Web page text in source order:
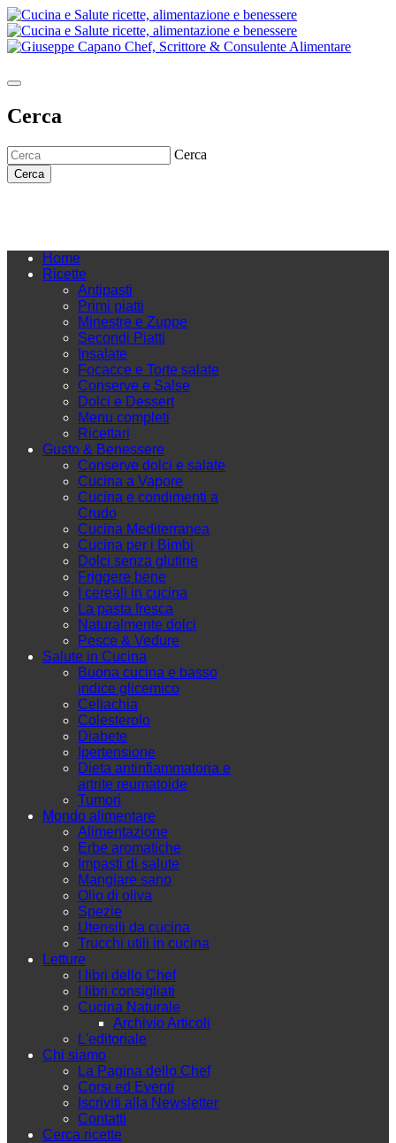
Cerca
Cerca
Cerca
Home
Ricette
Antipasti
Primi piatti
Minestre e Zuppe
Secondi Piatti
Insalate
Focacce e Torte salate
Conserve e Salse
Dolci e Dessert
Menu completi
Ricettari
Gusto & Benessere
Conserve dolci e salate
Cucina a Vapore
Cucina e condimenti a
Crudo
Cucina Mediterranea
Cucina per i Bimbi
Dolci senza glutine
Friggere bene
I cereali in cucina
La pasta fresca
Naturalmente dolci
Pesce & Vedure
Salute in Cucina
Buona cucina e basso
indice glicemico
Celiachia
Colesterolo
Diabete
Ipertensione
Dieta antinfiammatoria e
artrite reumatoide
Tumori
Mondo alimentare
Alimentazione
Erbe aromatiche
Impasti di salute
Mangiare sano
Olio di oliva
Spezie
Utensili da cucina
Trucchi utili in cucina
Letture
I libri dello Chef
I libri consigliati
Cucina Naturale
Archivio Articoli
L'editoriale
Chi siamo
La Pagina dello Chef
Corsi ed Eventi
Iscriviti alla Newsletter
Contatti
Cerca ricette